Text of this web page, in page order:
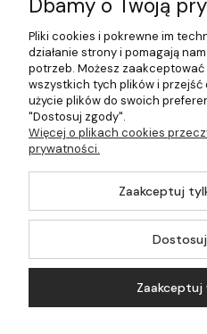
©2026 Wszelkie Prawa
Dbamy o Twoją
Pliki cookies i pokrewne im
działanie strony i pomagają
potrzeb. Możesz
wszystkich tych plików i
użycie plików do swoich
"Dostosuj zgody".
Więcej o plikach cookies
prywatności.
Zaakceptuj
Zaakceptuj